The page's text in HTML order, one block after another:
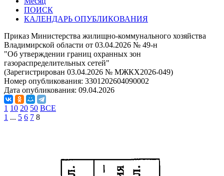
ПОИСК
КАЛЕНДАРЬ ОПУБЛИКОВАНИЯ
Приказ Министерства жилищно-коммунального хозяйства
Владимирской области от 03.04.2026 № 49-н
"Об утверждении границ охранных зон
газораспределительных сетей"
(Зарегистрирован 03.04.2026 № МЖКХ2026-049)
Номер опубликования: 3301202604090002
Дата опубликования: 09.04.2026
1 10 20 50 ВСЕ
1 ... 5 6 7 8